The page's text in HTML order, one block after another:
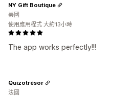
The app works perfectly!!!
NY Gift Boutique
美國
使用應用程式 大約13小時
Quizotrésor
法國